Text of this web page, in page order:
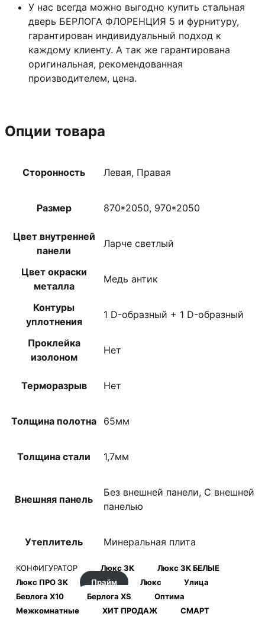
У нас всегда можно выгодно купить стальная
дверь БЕРЛОГА ФЛОРЕНЦИЯ 5 и фурнитуру,
гарантирован индивидуальный подход к
каждому клиенту. А так же гарантирована
оригинальная, рекомендованная
производителем, цена.
Опции товара
Сторонность Левая, Правая
Размер 870*2050, 970*2050
Цвет внутренней
панели
Ларче светлый
Цвет окраски
металла
Медь антик
Контуры
уплотнения
1 D-образный + 1 D-образный
Проклейка
изолоном
Нет
Терморазрыв Нет
Толщина полотна 65мм
Толщина стали 1,7мм
Внешняя панель
Без внешней панели, С внешней
панелью
Утеплитель Минеральная плита
КОНФИГУРАТОР Люкс 3К
Люкс 3К БЕЛЫЕ
Люкс ПРО 3К
Прайм Люкс
Улица
Берлога Х10
Берлога XS
Оптима
Межкомнатные
ХИТ ПРОДАЖ
СМАРТ